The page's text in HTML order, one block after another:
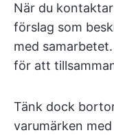
När du
förslag som
med
för att
Tänk dock
varumärken